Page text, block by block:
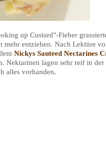
up Custard"-Fieber
entziehen. Nach Lektüre
Nickys Sauteed Nectarines
Nektarinen lagen sehr reif in
alles vorhanden.